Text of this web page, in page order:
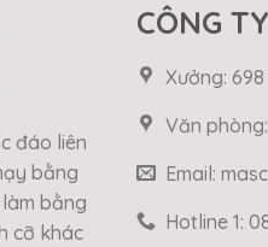
đáo liên
bằng
bằng
cỡ khác
CÔNG
Xưởng: 698
Văn
Email:
Hotline 1: